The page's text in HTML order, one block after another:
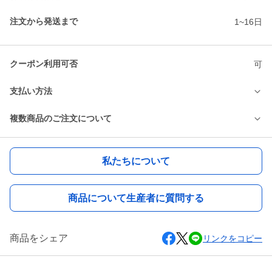
注文から発送まで 1~16日
クーポン利用可否 可
支払い方法
複数商品のご注文について
私たちについて
商品について生産者に質問する
商品をシェア リンクをコピー